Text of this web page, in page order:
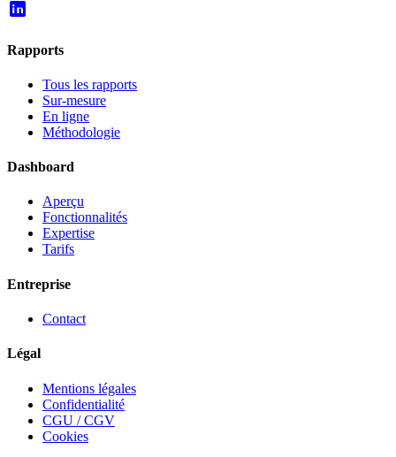
Rapports
Tous les rapports
Sur-mesure
En ligne
Méthodologie
Dashboard
Aperçu
Fonctionnalités
Expertise
Tarifs
Entreprise
Contact
Légal
Mentions légales
Confidentialité
CGU / CGV
Cookies